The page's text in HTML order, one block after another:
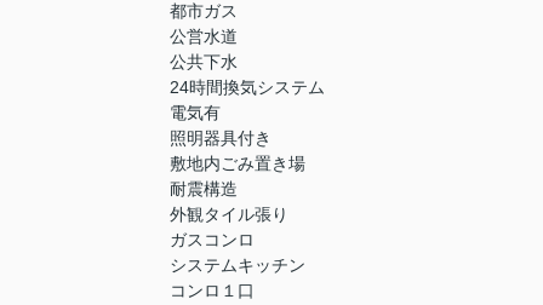
都市ガス
公営水道
公共下水
24時間換気システム
電気有
照明器具付き
敷地内ごみ置き場
耐震構造
外観タイル張り
ガスコンロ
システムキッチン
コンロ１口